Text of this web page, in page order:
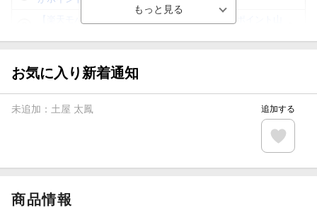
ト山分け
エントリー＆3,000円以上購入で無料データSIM（3GB/月プ
楽天モバイル紹介キャンペーンの拡散で300円OFFクーポン
お気に入り新着通知
未追加： 土屋 太鳳 追加する
商品情報